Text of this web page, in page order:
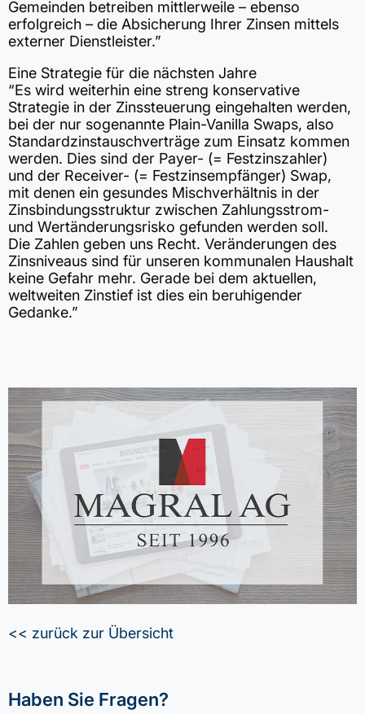
Gemeinden betreiben mittlerweile – ebenso
erfolgreich – die Absicherung Ihrer Zinsen mittels
externer Dienstleister.”
Eine Strategie für die nächsten Jahre
“Es wird weiterhin eine streng konservative
Strategie in der Zinssteuerung eingehalten werden,
bei der nur sogenannte Plain-Vanilla Swaps, also
Standardzinstauschverträge zum Einsatz kommen
werden. Dies sind der Payer- (= Festzinszahler)
und der Receiver- (= Festzinsempfänger) Swap,
mit denen ein gesundes Mischverhältnis in der
Zinsbindungsstruktur zwischen Zahlungsstrom-
und Wertänderungsrisko gefunden werden soll.
Die Zahlen geben uns Recht. Veränderungen des
Zinsniveaus sind für unseren kommunalen Haushalt
keine Gefahr mehr. Gerade bei dem aktuellen,
weltweiten Zinstief ist dies ein beruhigender
Gedanke.”
<< zurück zur Übersicht
Haben Sie Fragen?